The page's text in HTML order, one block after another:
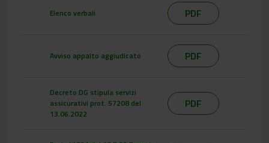
Elenco verbali PDF
Avviso appalto aggiudicato PDF
Decreto DG stipula servizi
assicurativi prot. 57208 del
13.06.2022
PDF